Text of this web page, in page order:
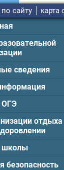
сайту карта
сведения
ОГЭ
отдыха
школы
безопасность